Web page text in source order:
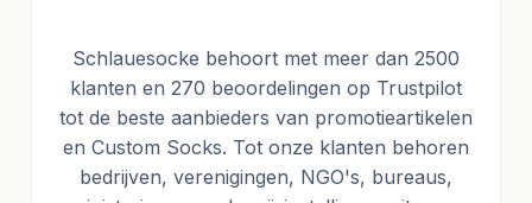
Schlauesocke behoort met meer dan 2500
klanten en 270 beoordelingen op Trustpilot
tot de beste aanbieders van promotieartikelen
en Custom Socks. Tot onze klanten behoren
bedrijven, verenigingen, NGO's, bureaus,